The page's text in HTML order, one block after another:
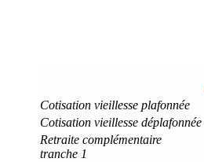
Cotisation vieillesse plafonnée
Cotisation vieillesse déplafonnée
Retraite complémentaire
tranche 1